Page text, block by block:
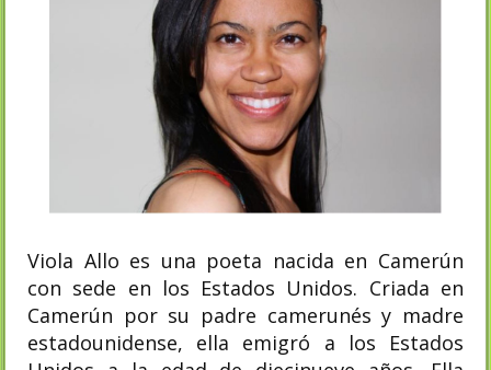
Viola Allo es una poeta nacida en Camerún
con sede en los Estados Unidos. Criada en
Camerún por su padre camerunés y madre
estadounidense, ella emigró a los Estados